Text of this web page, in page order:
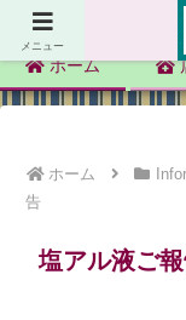
ホーム
ホーム
告
塩アル液ご
メニュー